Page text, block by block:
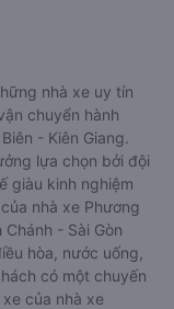
nhà xe uy tín
chuyển hành
- Kiên Giang.
lựa chọn bởi đội
giàu kinh nghiệm
nhà xe Phương
- Sài Gòn
hòa, nước uống,
có một chuyến
của nhà xe